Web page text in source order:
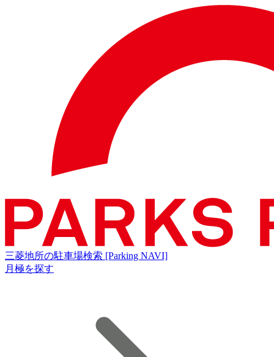
三菱地所の駐車場検索 [Parking NAVI]
月極を探す